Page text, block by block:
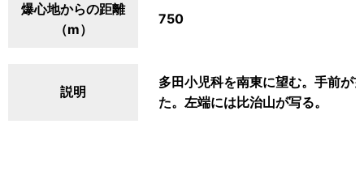
爆心地からの距離
（m）
750
説明
多田小児科を南東に望む。手前が
た。左端には比治山が写る。